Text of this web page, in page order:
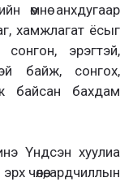
өмнө анхдугаар
хамжлагат ёсыг
эрэгтэй,
байж, сонгох,
байсан бахдам
Үндсэн хуулиа
чөлөө, ардчиллын